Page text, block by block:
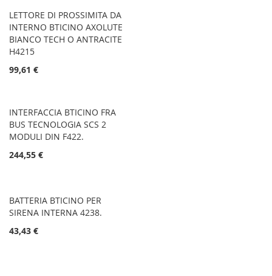
LETTORE DI PROSSIMITA DA
INTERNO BTICINO AXOLUTE
BIANCO TECH O ANTRACITE
H4215
99,61 €
INTERFACCIA BTICINO FRA
BUS TECNOLOGIA SCS 2
MODULI DIN F422.
244,55 €
BATTERIA BTICINO PER
SIRENA INTERNA 4238.
43,43 €